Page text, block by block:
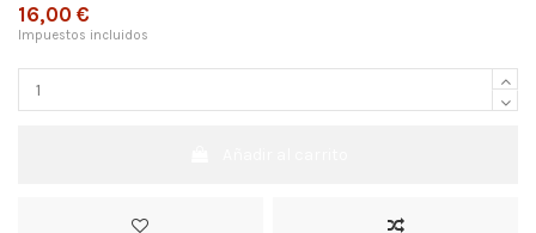
16,00 €
Impuestos incluidos